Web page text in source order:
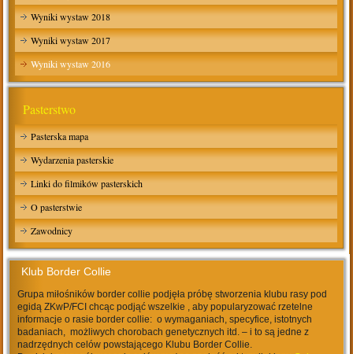
Wyniki wystaw 2018
Wyniki wystaw 2017
Wyniki wystaw 2016
Pasterstwo
Pasterska mapa
Wydarzenia pasterskie
Linki do filmików pasterskich
O pasterstwie
Zawodnicy
Klub Border Collie
Grupa miłośników border collie podjęła próbę stworzenia klubu rasy pod
egidą ZKwP/FCI chcąc podjąć wszelkie , aby popularyzować rzetelne
informacje o rasie border collie: o wymaganiach, specyfice, istotnych
badaniach, możliwych chorobach genetycznych itd. – i to są jedne z
nadrzędnych celów powstającego Klubu Border Collie.